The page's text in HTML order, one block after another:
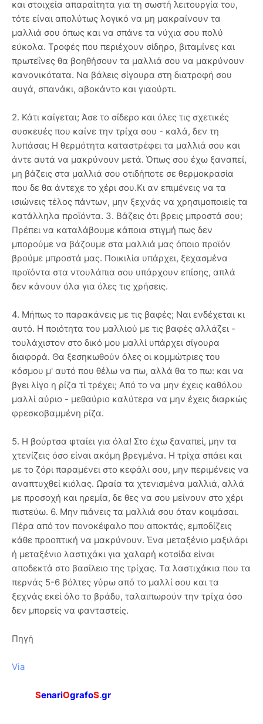
και στοιχεία απαραίτητα για τη σωστή λειτουργία του,
τότε είναι απολύτως λογικό να μη μακραίνουν τα
μαλλιά σου όπως και να σπάνε τα νύχια σου πολύ
εύκολα. Τροφές που περιέχουν σίδηρο, βιταμίνες και
πρωτεΐνες θα βοηθήσουν τα μαλλιά σου να μακρύνουν
κανονικότατα. Να βάλεις σίγουρα στη διατροφή σου
αυγά, σπανάκι, αβοκάντο και γιαούρτι.
2. Κάτι καίγεται; Άσε το σίδερο και όλες τις σχετικές
συσκευές που καίνε την τρίχα σου - καλά, δεν τη
λυπάσαι; Η θερμότητα καταστρέφει τα μαλλιά σου και
άντε αυτά να μακρύνουν μετά. Όπως σου έχω ξαναπεί,
μη βάζεις στα μαλλιά σου οτιδήποτε σε θερμοκρασία
που δε θα άντεχε το χέρι σου.Κι αν επιμένεις να τα
ισιώνεις τέλος πάντων, μην ξεχνάς να χρησιμοποιείς τα
κατάλληλα προϊόντα. 3. Βάζεις ότι βρεις μπροστά σου;
Πρέπει να καταλάβουμε κάποια στιγμή πως δεν
μπορούμε να βάζουμε στα μαλλιά μας όποιο προϊόν
βρούμε μπροστά μας. Ποικιλία υπάρχει, ξεχασμένα
προϊόντα στα ντουλάπια σου υπάρχουν επίσης, απλά
δεν κάνουν όλα για όλες τις χρήσεις.
4. Μήπως το παρακάνεις με τις βαφές; Ναι ενδέχεται κι
αυτό. Η ποιότητα του μαλλιού με τις βαφές αλλάζει -
τουλάχιστον στο δικό μου μαλλί υπάρχει σίγουρα
διαφορά. Θα ξεσηκωθούν όλες οι κομμώτριες του
κόσμου μ' αυτό που θέλω να πω, αλλά θα το πω: και να
βγει λίγο η ρίζα τί τρέχει; Από το να μην έχεις καθόλου
μαλλί αύριο - μεθαύριο καλύτερα να μην έχεις διαρκώς
φρεσκοβαμμένη ρίζα.
5. Η βούρτσα φταίει για όλα! Στο έχω ξαναπεί, μην τα
χτενίζεις όσο είναι ακόμη βρεγμένα. Η τρίχα σπάει και
με το ζόρι παραμένει στο κεφάλι σου, μην περιμένεις να
αναπτυχθεί κιόλας. Ωραία τα χτενισμένα μαλλιά, αλλά
με προσοχή και ηρεμία, δε θες να σου μείνουν στο χέρι
πιστεύω. 6. Μην πιάνεις τα μαλλιά σου όταν κοιμάσαι.
Πέρα από τον πονοκέφαλο που αποκτάς, εμποδίζεις
κάθε προοπτική να μακρύνουν. Ένα μεταξένιο μαξιλάρι
ή μεταξένιο λαστιχάκι για χαλαρή κοτσίδα είναι
αποδεκτά στο βασίλειο της τρίχας. Τα λαστιχάκια που τα
περνάς 5-6 βόλτες γύρω από το μαλλί σου και τα
ξεχνάς εκεί όλο το βράδυ, ταλαιπωρούν την τρίχα όσο
δεν μπορείς να φανταστείς.
Πηγή
Via
SenariOgrafoS.gr